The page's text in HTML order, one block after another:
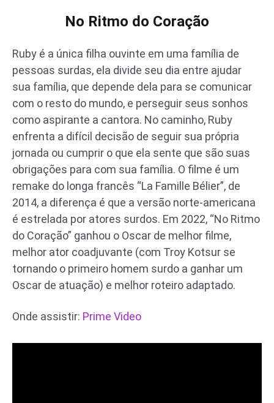
No Ritmo do Coração
Ruby é a única filha ouvinte em uma família de
pessoas surdas, ela divide seu dia entre ajudar
sua família, que depende dela para se comunicar
com o resto do mundo, e perseguir seus sonhos
como aspirante a cantora. No caminho, Ruby
enfrenta a difícil decisão de seguir sua própria
jornada ou cumprir o que ela sente que são suas
obrigações para com sua família. O filme é um
remake do longa francês “La Famille Bélier”, de
2014, a diferença é que a versão norte-americana
é estrelada por atores surdos. Em 2022, “No Ritmo
do Coração” ganhou o Oscar de melhor filme,
melhor ator coadjuvante (com Troy Kotsur se
tornando o primeiro homem surdo a ganhar um
Oscar de atuação) e melhor roteiro adaptado.
Onde assistir: Prime Video